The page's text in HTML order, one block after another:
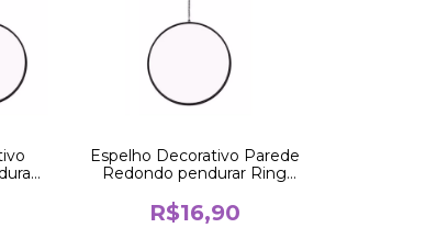
Espelho Decorativo Parede
Redondo pendurar Ring
R$16,90